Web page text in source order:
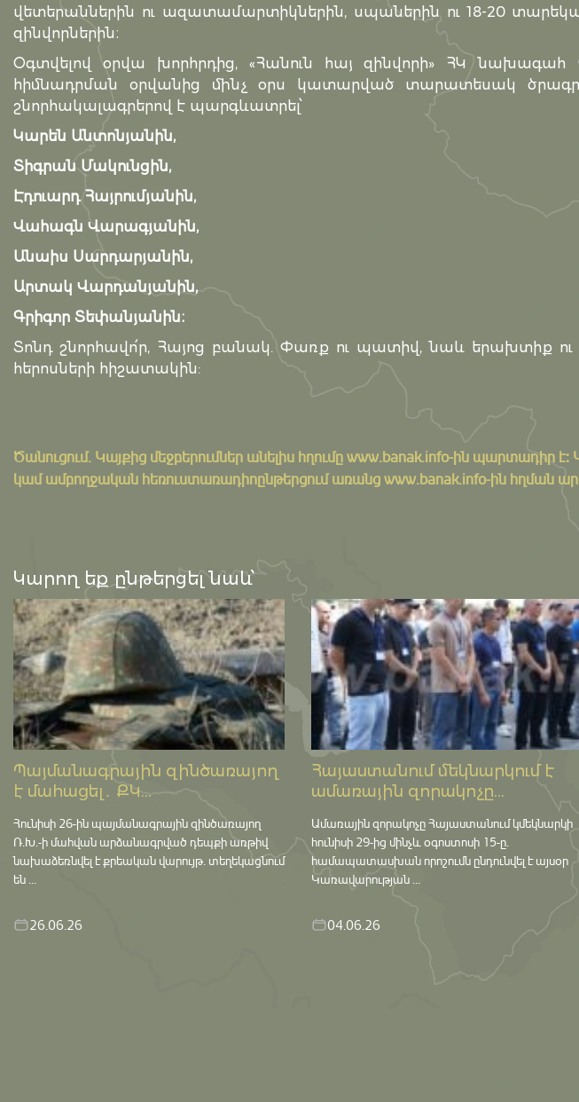
վետերաններին ու ազատամարտիկներին, սպաներին ու 18-20
զինվորներին։
Օգտվելով օրվա խորհրդից, «Հանուն հայ զինվորի» ՀԿ նախագահ
հիմնադրման օրվանից մինչ օրս կատարված տարատեսակ
շնորհակալագրերով է պարգևատրել՝
Կարեն Անտոնյանին,
Տիգրան Մակունցին,
Էդուարդ Հայրումյանին,
Վահագն Վարագյանին,
Անաիս Սարդարյանին,
Արտակ Վարդանյանին,
Գրիգոր Տեփանյանին։
Տոնդ շնորհավո՛ր, Հայոց բանակ. Փառք ու պատիվ, նաև երախտիք ու
հերոսների հիշատակին:
Ծանուցում․ Կայքից մեջբերումներ անելիս հղումըwww.banak.info-ին պարտադիր է:
կամ ամբողջական հեռուստառադիոընթերցում առանց www.banak.info-ին հղման
Կարող եք ընթերցել նաև՝
Պայմանագրային զինծառայող
է մահացել․ ՔԿ...
Հունիսի 26-ին պայմանագրային զինծառայող
Ռ.Խ.-ի մահվան արձանագրված դեպքի առթիվ
նախաձեռնվել է քրեական վարույթ․ տեղեկացնում
են ...
26.06.26
Հայաստանում մեկնարկում է
ամառային զորակոչը...
Ամառային զորակոչը Հայաստանում կմեկնարկի
հունիսի 29-ից մինչև օգոստոսի 15-ը․
համապատասխան որոշումն ընդունվել է այսօր
Կառավարության ...
04.06.26